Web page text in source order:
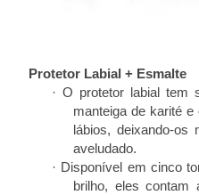
Kit Protetor Labial + Esmalte
· O protetor labial tem
manteiga de karité
lábios, deixando-
aveludado.
· Disponível em cinco
brilho, eles contam